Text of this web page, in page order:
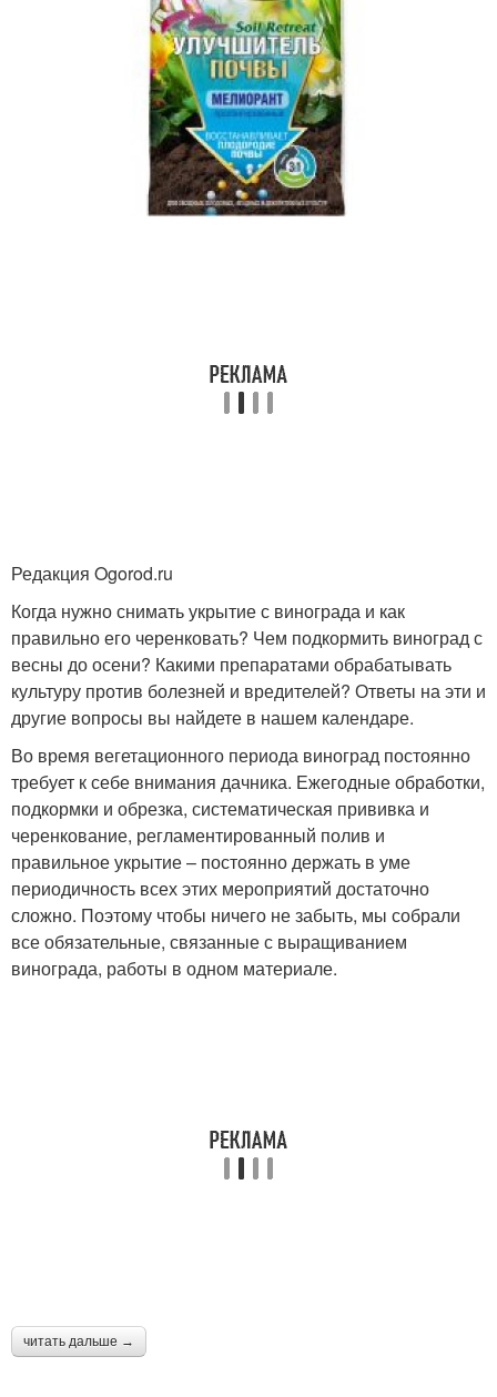
Редакция Ogorod.ru
Когда нужно снимать укрытие с винограда и как
правильно его черенковать? Чем подкормить виноград с
весны до осени? Какими препаратами обрабатывать
культуру против болезней и вредителей? Ответы на эти и
другие вопросы вы найдете в нашем календаре.
Во время вегетационного периода виноград постоянно
требует к себе внимания дачника. Ежегодные обработки,
подкормки и обрезка, систематическая прививка и
черенкование, регламентированный полив и
правильное укрытие – постоянно держать в уме
периодичность всех этих мероприятий достаточно
сложно. Поэтому чтобы ничего не забыть, мы собрали
все обязательные, связанные с выращиванием
винограда, работы в одном материале.
читать дальше →